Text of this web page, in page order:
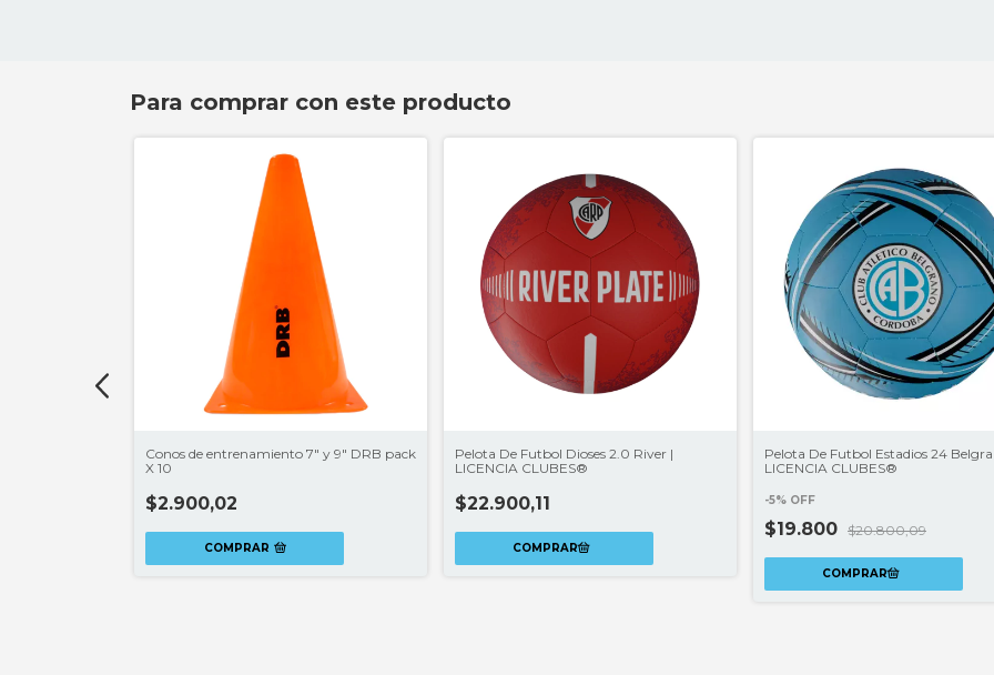
Para comprar con este producto
Conos de entrenamiento 7" y 9" DRB pack
X 10
$2.900,02
COMPRAR
Pelota De Futbol Dioses 2.0 River |
LICENCIA CLUBES®
$22.900,11
Pelota De Futbol Estadios 24
LICENCIA CLUBES®
-5% OFF
$19.800 $20.800,09